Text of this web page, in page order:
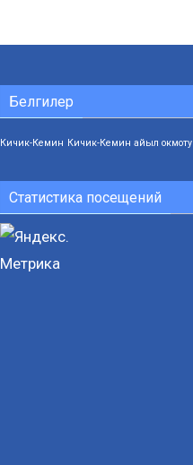
Белгилер
Кичик-Кемин Кичик-Кемин айыл окмоту
Статистика посещений